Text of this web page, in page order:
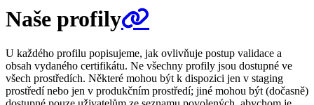
Naše profily
U každého profilu popisujeme, jak ovlivňuje postup validace a
obsah vydaného certifikátu. Ne všechny profily jsou dostupné ve
všech prostředích. Některé mohou být k dispozici jen v staging
prostředí nebo jen v produkčním prostředí; jiné mohou být (dočasně)